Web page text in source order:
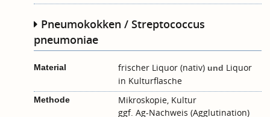
Pneumokokken / Streptococcus
pneumoniae
Material frischer Liquor (nativ) und Liquor
in Kulturflasche
Methode
Mikroskopie, Kultur
ggf. Ag-Nachweis (Agglutination)